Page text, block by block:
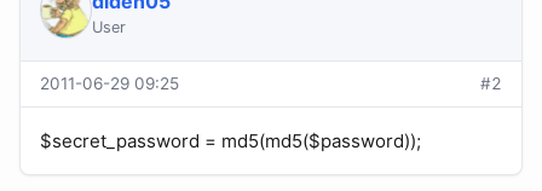
User
2011-06-29 09:25 #2
$secret_password = md5(md5($password));